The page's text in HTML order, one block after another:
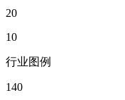
20
10
行业图例
140